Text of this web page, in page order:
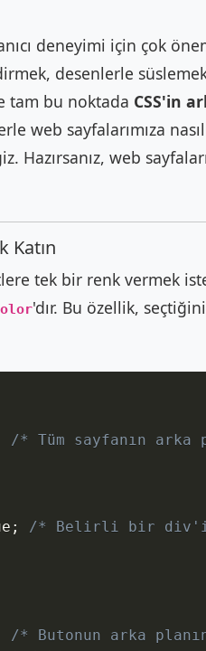
deneyimi için çok
desenlerle
tam bu noktada CSS'in
web sayfalarımıza
Hazırsanız, web
Katın
tek bir renk vermek
'dır. Bu özellik,
/* Tüm sayfanın
;
/* Belirli bir div'in
/* Butonun arka